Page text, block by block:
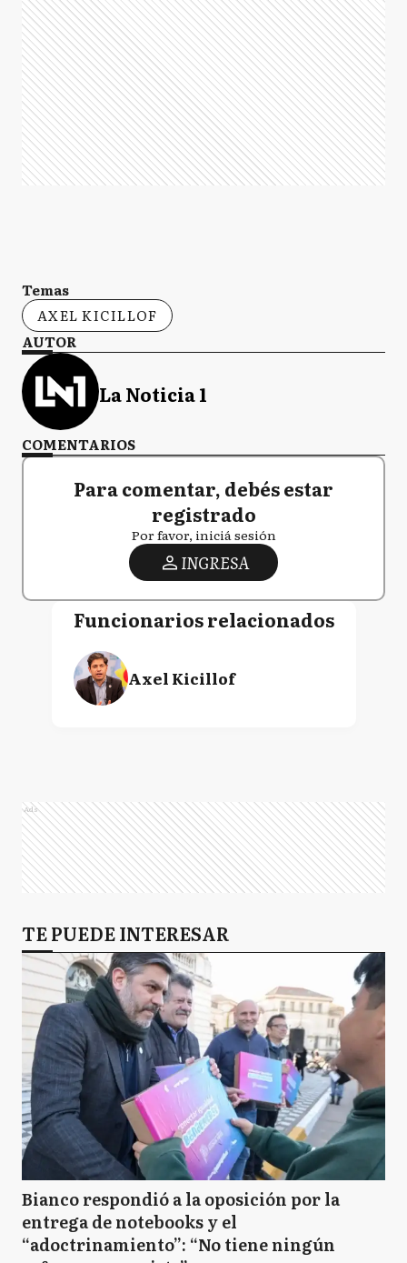
Temas
AXEL KICILLOF
AUTOR
La Noticia 1
COMENTARIOS
Para comentar, debés estar
registrado
Por favor, iniciá sesión
INGRESA
Funcionarios relacionados
Axel Kicillof
Ads
TE PUEDE INTERESAR
Bianco respondió a la oposición por la
entrega de notebooks y el
“adoctrinamiento”: “No tiene ningún